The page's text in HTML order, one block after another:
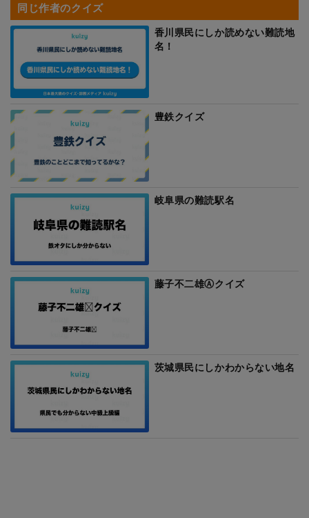
同じ作者のクイズ
香川県民にしか読めない難読地
名！
豊鉄クイズ
岐阜県の難読駅名
藤子不二雄Ⓐクイズ
茨城県民にしかわからない地名